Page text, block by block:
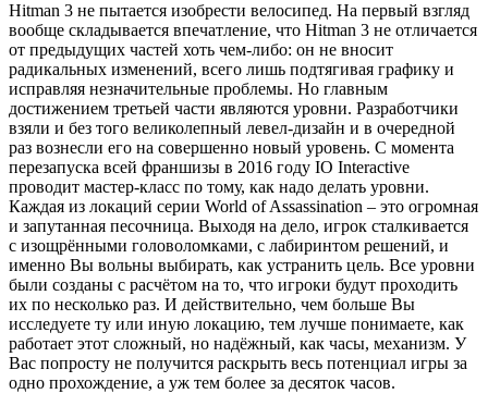
Hitman 3 не пытается изобрести велосипед. На первый взгляд
вообще складывается впечатление, что Hitman 3 не отличается
от предыдущих частей хоть чем-либо: он не вносит
радикальных изменений, всего лишь подтягивая графику и
исправляя незначительные проблемы. Но главным
достижением третьей части являются уровни. Разработчики
взяли и без того великолепный левел-дизайн и в очередной
раз вознесли его на совершенно новый уровень. С момента
перезапуска всей франшизы в 2016 году IO Interactive
проводит мастер-класс по тому, как надо делать уровни.
Каждая из локаций серии World of Assassination – это огромная
и запутанная песочница. Выходя на дело, игрок сталкивается
с изощрёнными головоломками, с лабиринтом решений, и
именно Вы вольны выбирать, как устранить цель. Все уровни
были созданы с расчётом на то, что игроки будут проходить
их по несколько раз. И действительно, чем больше Вы
исследуете ту или иную локацию, тем лучше понимаете, как
работает этот сложный, но надёжный, как часы, механизм. У
Вас попросту не получится раскрыть весь потенциал игры за
одно прохождение, а уж тем более за десяток часов.